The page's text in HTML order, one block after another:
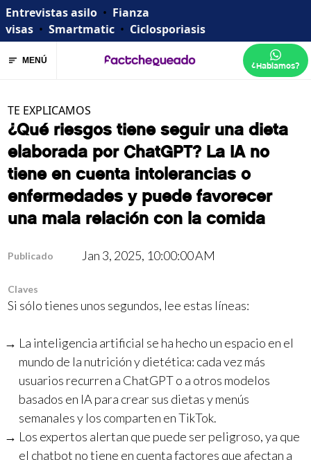
Entrevistas asilo • Fianza
visas • Smartmatic • Ciclosporiasis
MENÚ ¿Hablamos?
TE EXPLICAMOS
¿Qué riesgos tiene seguir una dieta
elaborada por ChatGPT? La IA no
tiene en cuenta intolerancias o
enfermedades y puede favorecer
una mala relación con la comida
Publicado Jan 3, 2025, 10:00:00 AM
Claves
Si sólo tienes unos segundos, lee estas líneas:
La inteligencia artificial se ha hecho un espacio en el
mundo de la nutrición y dietética: cada vez más
usuarios recurren a ChatGPT o a otros modelos
basados en IA para crear sus dietas y menús
semanales y los comparten en TikTok.
Los expertos alertan que puede ser peligroso, ya que
el chatbot no tiene en cuenta factores que afectan a